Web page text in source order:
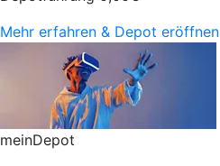
Mehr erfahren & Depot eröffnen
meinDepot